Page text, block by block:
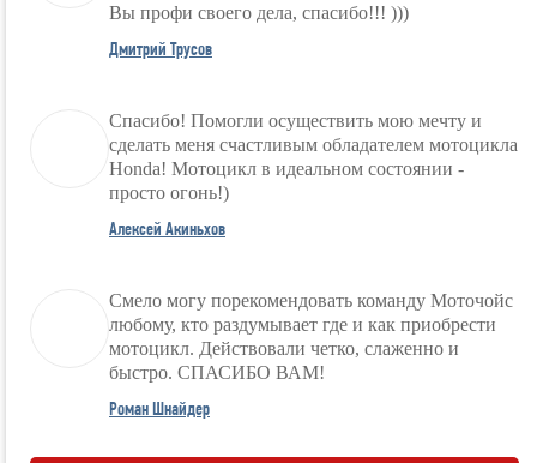
Вы профи своего дела, спасибо!!! )))
Дмитрий Трусов
Спасибо! Помогли осуществить мою мечту и
сделать меня счастливым обладателем мотоцикла
Honda! Мотоцикл в идеальном состоянии -
просто огонь!)
Алексей Акиньхов
Смело могу порекомендовать команду Моточойс
любому, кто раздумывает где и как приобрести
мотоцикл. Действовали четко, слаженно и
быстро. СПАСИБО ВАМ!
Роман Шнайдер